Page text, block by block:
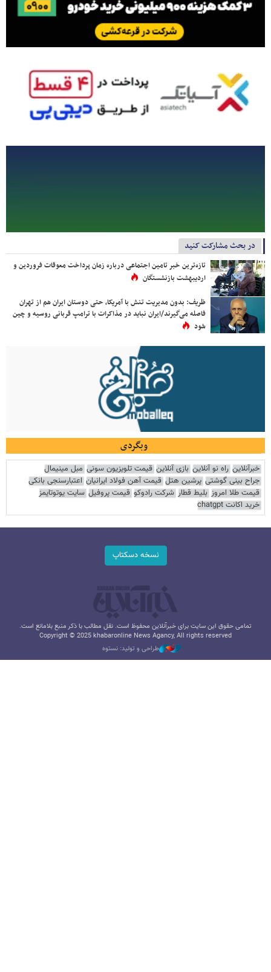
در بحث مشارکت کنید
تازه‌ترین خبر تامین اجتماعی درباره زمان پرداخت معوقات فروردین و
اردیبهشت بازنشستگان
ظریف: بدون مدیریت تنش با آمریکا، حتی دوستان ایران هم از تهران
فاصله می‌گیرند/ایران نباید در مذاکرات با ترامپ قربانی روسیه و چین
شود
وبگردی
خبرآنلاین راه نو آنلاین بازی آنلاین قیمت تلویزیون سونی مبل مینیمال
جراح بینی گوشتی پرشین هتل قیمت آهن فولاد ایرانیان اعتبارسنجی بانکی
قیمت طلا امروز بلیط قطار شرکت رادوکو قیمت پروفیل سایت یوتوتایمز
خرید اکانت chatgpt
نسخه دسکتاپ
تمامی حقوق این سایت برای خبرآنلاین محفوظ است. نقل مطالب با ذکر منبع بلامانع است.
Copyright © 2025 khabaronline News Agancy, All rights reserved
طراحی و تولید: نستوه